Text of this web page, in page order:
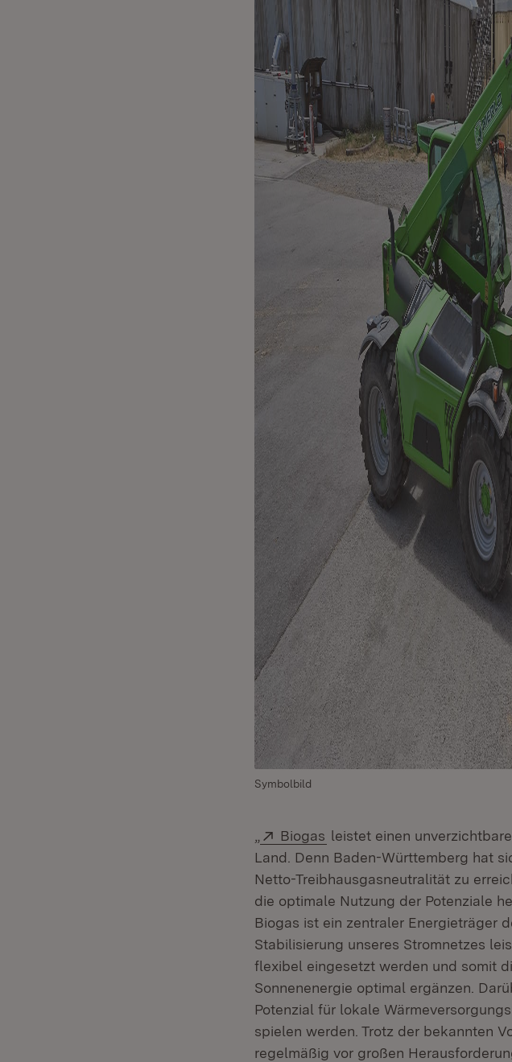
Symbolbild
Extern:
Biogas (Öffnet in neuem Fenster)
leistet einen
Land. Denn Baden-Württemberg hat
Netto-Treibhausgasneutralität zu
die optimale Nutzung der Potenziale
Biogas ist ein zentraler Energieträger
Stabilisierung unseres Stromnetzes
flexibel eingesetzt werden und somit
Sonnenenergie optimal ergänzen.
Potenzial für lokale
spielen werden. Trotz der bekannten
regelmäßig vor großen